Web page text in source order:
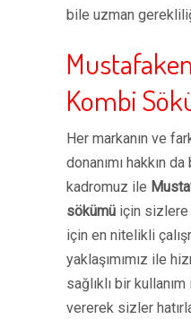
bile uzman
Kombi
Her markanın ve
donanımı hakkın
kadromuz ile
sökümü için
için en nitelikli
yaklaşımımız ile
sağlıklı bir
vererek sizler